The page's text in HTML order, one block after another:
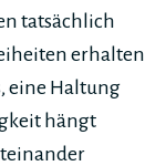
tatsächlich
erhalten
eine Haltung
hängt